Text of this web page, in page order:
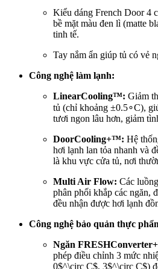
Kiểu dáng French Door 4
bề mặt màu đen lì (matte
tinh tế.
Tay nắm ẩn giúp tủ có vẻ
Công nghệ làm lạnh:
LinearCooling™: Giảm
tủ (chỉ khoảng ±0.5∘C),
tươi ngon lâu hơn, giảm
DoorCooling+™: Hệ
hơi lạnh lan tỏa nhanh và
là khu vực cửa tủ, nơi
Multi Air Flow: Các
phân phối khắp các ngăn,
đều nhận được hơi lạnh
Công nghệ bảo quản thực
Ngăn
phép điều chỉnh 3 mức
0$^\circ C$, 3$^\circ C$)